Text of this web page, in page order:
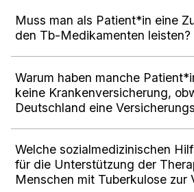
Muss man als Patient*in eine
den Tb-Medikamenten leisten?
Warum haben manche
keine Krankenversicherung,
Deutschland eine
Welche sozialmedizinischen
für die Unterstützung der
Menschen mit Tuberkulose zur